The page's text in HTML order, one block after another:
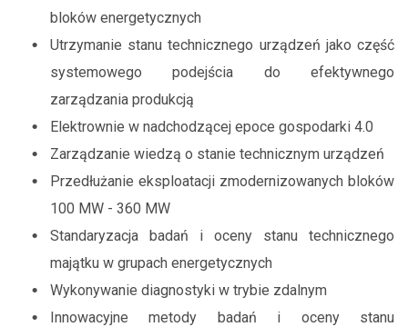
bloków energetycznych
Utrzymanie stanu technicznego urządzeń jako część
systemowego podejścia do efektywnego
zarządzania produkcją
Elektrownie w nadchodzącej epoce gospodarki 4.0
Zarządzanie wiedzą o stanie technicznym urządzeń
Przedłużanie eksploatacji zmodernizowanych bloków
100 MW - 360 MW
Standaryzacja badań i oceny stanu technicznego
majątku w grupach energetycznych
Wykonywanie diagnostyki w trybie zdalnym
Innowacyjne metody badań i oceny stanu